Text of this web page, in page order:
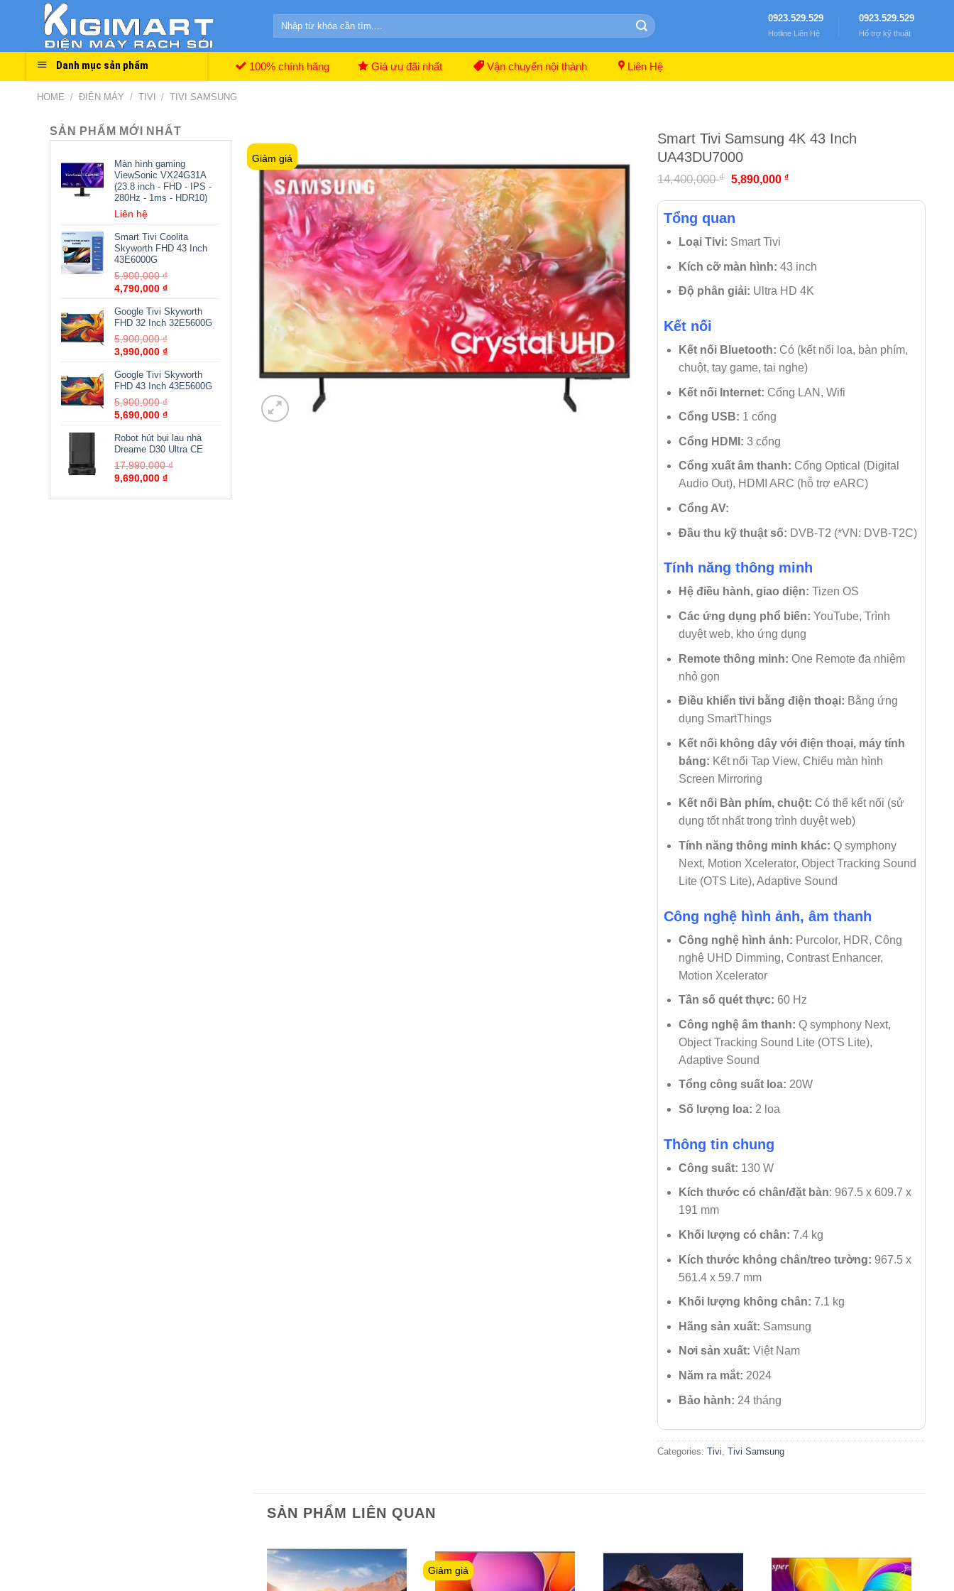
Search
0923.529.529
Hotline Liên Hệ
0923.529.529
Hổ trợ kỹ thuật
Danh mục sản phẩm 100% chính hãng Giá ưu đãi nhất Vận chuyển nội thành Liên Hệ
HOME / ĐIỆN MÁY / TIVI / TIVI SAMSUNG
SẢN PHẨM MỚI NHẤT
Màn hình gaming
ViewSonic VX24G31A
(23.8 inch - FHD - IPS -
280Hz - 1ms - HDR10)
Liên hệ
Smart Tivi Coolita
Skyworth FHD 43 Inch
43E6000G
5,900,000₫
4,790,000 ₫
Google Tivi Skyworth
FHD 32 Inch 32E5600G
5,900,000₫
3,990,000 ₫
Google Tivi Skyworth
FHD 43 Inch 43E5600G
5,900,000₫
5,690,000 ₫
Robot hút bụi lau nhà
Dreame D30 Ultra CE
17,990,000₫
9,690,000 ₫
Giảm giá
Smart Tivi Samsung 4K 43 Inch
UA43DU7000
14,400,000₫ 5,890,000 ₫
Tổng quan
Loại Tivi: Smart Tivi
Kích cỡ màn hình: 43 inch
Độ phân giải: Ultra HD 4K
Kết nối
Kết nối Bluetooth: Có (kết nối loa, bàn phím,
chuột, tay game, tai nghe)
Kết nối Internet: Cổng LAN, Wifi
Cổng USB: 1 cổng
Cổng HDMI: 3 cổng
Cổng xuất âm thanh: Cổng Optical (Digital
Audio Out), HDMI ARC (hỗ trợ eARC)
Cổng AV:
Đầu thu kỹ thuật số: DVB-T2 (*VN: DVB-T2C)
Tính năng thông minh
Hệ điều hành, giao diện: Tizen OS
Các ứng dụng phổ biến: YouTube, Trình
duyệt web, kho ứng dụng
Remote thông minh: One Remote đa nhiệm
nhỏ gọn
Điều khiển tivi bằng điện thoại: Bằng ứng
dụng SmartThings
Kết nối không dây với điện thoại, máy tính
bảng: Kết nối Tap View, Chiếu màn hình
Screen Mirroring
Kết nối Bàn phím, chuột: Có thể kết nối (sử
dụng tốt nhất trong trình duyệt web)
Tính năng thông minh khác:Q symphony
Next, Motion Xcelerator, Object Tracking Sound
Lite (OTS Lite), Adaptive Sound
Công nghệ hình ảnh, âm thanh
Công nghệ hình ảnh: Purcolor, HDR, Công
nghệ UHD Dimming, Contrast Enhancer,
Motion Xcelerator
Tần số quét thực: 60 Hz
Công nghệ âm thanh: Q symphony Next,
Object Tracking Sound Lite (OTS Lite),
Adaptive Sound
Tổng công suất loa: 20W
Số lượng loa: 2 loa
Thông tin chung
Công suất: 130 W
Kích thước có chân/đặt bàn: 967.5 x 609.7 x
191 mm
Khối lượng có chân: 7.4 kg
Kích thước không chân/treo tường: 967.5 x
561.4 x 59.7 mm
Khối lượng không chân: 7.1 kg
Hãng sản xuất: Samsung
Nơi sản xuất: Việt Nam
Năm ra mắt: 2024
Bảo hành: 24 tháng
Categories:Tivi,Tivi Samsung
SẢN PHẨM LIÊN QUAN
Giảm giá